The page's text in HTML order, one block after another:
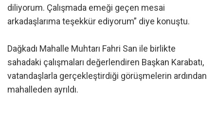
diliyorum. Çalışmada emeği geçen mesai
arkadaşlarıma teşekkür ediyorum” diye konuştu.
Dağkadı Mahalle Muhtarı Fahri San ile birlikte
sahadaki çalışmaları değerlendiren Başkan Karabatı,
vatandaşlarla gerçekleştirdiği görüşmelerin ardından
mahalleden ayrıldı.